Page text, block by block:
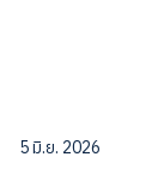
5 มิ.ย. 2026